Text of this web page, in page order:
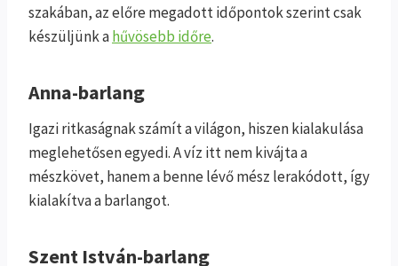
szakában, az előre megadott időpontok szerint csak
készüljünk ahűvösebb időre.
Anna-barlang
Igazi ritkaságnak számít a világon, hiszen kialakulása
meglehetősen egyedi. A víz itt nem kivájta a
mészkövet, hanem a benne lévő mész lerakódott, így
kialakítva a barlangot.
Szent István-barlang